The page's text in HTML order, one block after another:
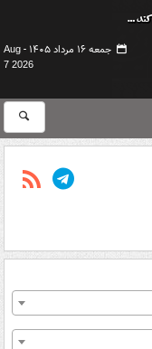
جمعه ۱۶ مرداد ۱۴۰۵ -
Aug
7 2026